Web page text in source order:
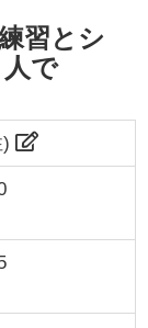
習とシ
で
)